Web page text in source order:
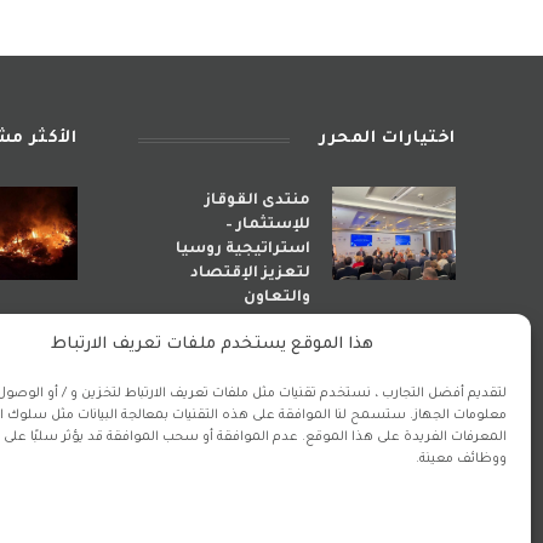
هذا الموقع يستخدم ملفات تعريف الارتباط
لتقديم أفضل التجارب ، نستخدم تقنيات مثل ملفات تعريف الارتباط لتخزين و / أو
معلومات الجهاز. ستسمح لنا الموافقة على هذه التقنيات بمعالجة البيانات مثل سلوك
المعرفات الفريدة على هذا الموقع. عدم الموافقة أو سحب الموافقة قد يؤثر سلبًا على
ووظائف معينة.
اختيارات المحرر
منتدى القوقاز
للإستثمار –
استراتيجية روسيا
لتعزيز الإقتصاد
والتعاون
استراتيجية الأذى.. كيف
راهنت إيران على دمار
المنطقة لبناء نفوذ
الأكثر